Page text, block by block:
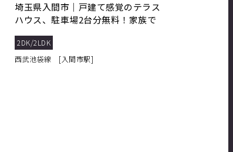
埼玉県入間市｜戸建て感覚のテラス
ハウス、駐車場2台分無料！家族で
2DK/2LDK
西武池袋線 [入間市駅]